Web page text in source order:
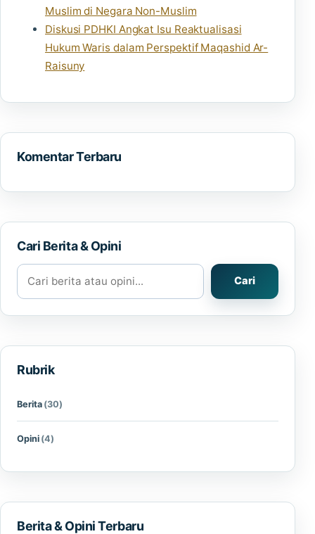
Muslim di Negara Non-Muslim
Diskusi PDHKI Angkat Isu Reaktualisasi
Hukum Waris dalam Perspektif Maqashid Ar-
Raisuny
Komentar Terbaru
Cari Berita & Opini
Cari berita atau opini
Cari
Rubrik
Berita (30)
Opini (4)
Berita & Opini Terbaru